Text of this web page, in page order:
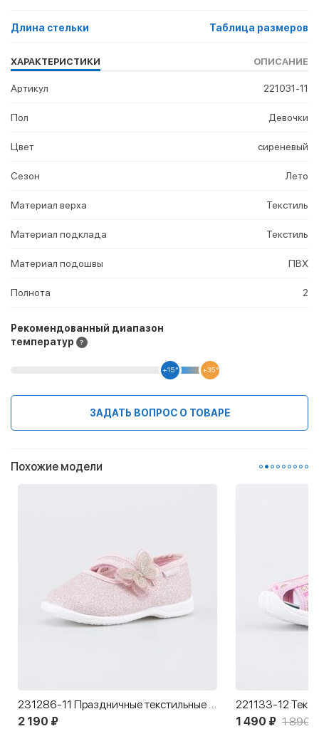
Длина стельки Таблица размеров
ХАРАКТЕРИСТИКИ ОПИСАНИЕ
Артикул 221031-11
Пол Девочки
Цвет сиреневый
Сезон Лето
Материал верха Текстиль
Материал подклада Текстиль
Материал подошвы ПВХ
Полнота 2
Рекомендованный диапазон
температур
+15 ° +35 °
ЗАДАТЬ ВОПРОС О ТОВАРЕ
Похожие модели
231286-11 Праздничные текстильные туфли Бабочка
2 190 ₽
1 490 ₽ 1 890 ₽